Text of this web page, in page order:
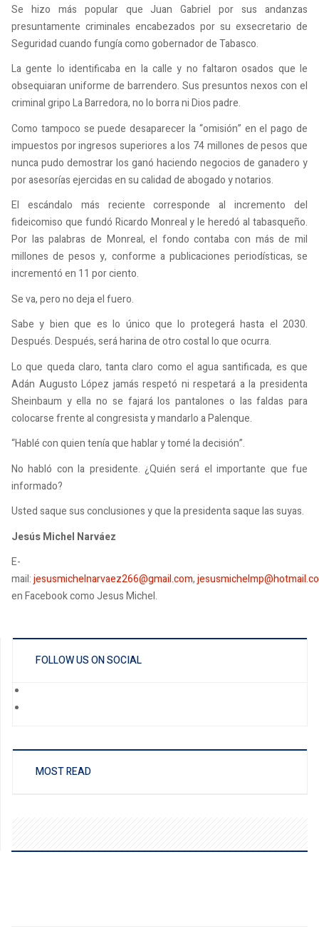
Se hizo más popular que Juan Gabriel por sus andanzas
presuntamente criminales encabezados por su exsecretario de
Seguridad cuando fungía como gobernador de Tabasco.
La gente lo identificaba en la calle y no faltaron osados que le
obsequiaran uniforme de barrendero. Sus presuntos nexos con el
criminal gripo La Barredora, no lo borra ni Dios padre.
Como tampoco se puede desaparecer la “omisión” en el pago de
impuestos por ingresos superiores a los 74 millones de pesos que
nunca pudo demostrar los ganó haciendo negocios de ganadero y
por asesorías ejercidas en su calidad de abogado y notarios.
El escándalo más reciente corresponde al incremento del
fideicomiso que fundó Ricardo Monreal y le heredó al tabasqueño.
Por las palabras de Monreal, el fondo contaba con más de mil
millones de pesos y, conforme a publicaciones periodísticas, se
incrementó en 11 por ciento.
Se va, pero no deja el fuero.
Sabe y bien que es lo único que lo protegerá hasta el 2030.
Después. Después, será harina de otro costal lo que ocurra.
Lo que queda claro, tanta claro como el agua santificada, es que
Adán Augusto López jamás respetó ni respetará a la presidenta
Sheinbaum y ella no se fajará los pantalones o las faldas para
colocarse frente al congresista y mandarlo a Palenque.
“Hablé con quien tenía que hablar y tomé la decisión”.
No habló con la presidente. ¿Quién será el importante que fue
informado?
Usted saque sus conclusiones y que la presidenta saque las suyas.
Jesús Michel Narváez
E-
mail:jesusmichelnarvaez266@gmail.com,
en Facebook como Jesus Michel.
FOLLOW US ON SOCIAL
MOST READ